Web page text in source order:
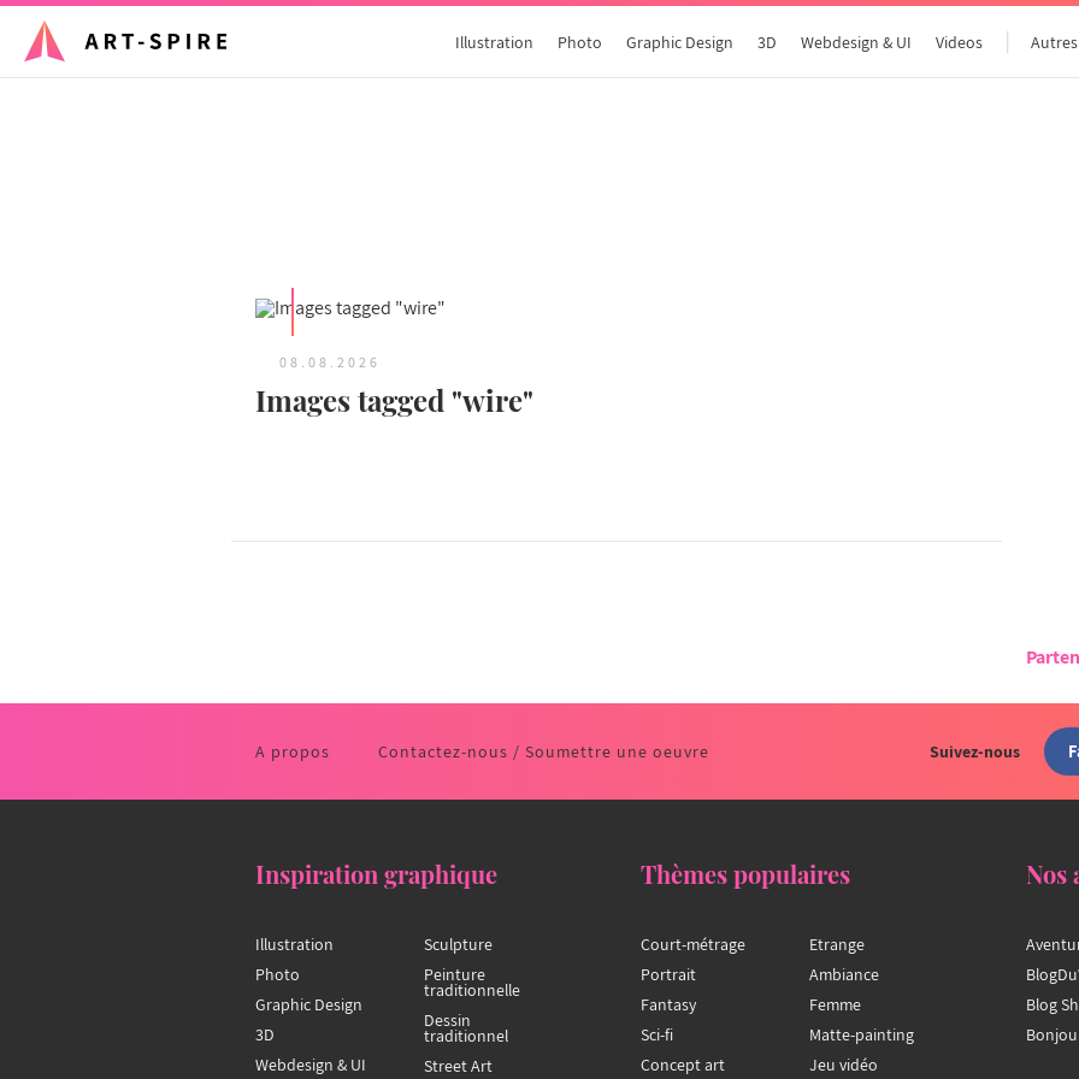
Illustration Photo Graphic Design 3D Webdesign & UI Videos Autres
08.08.2026
Images tagged "wire"
A propos Contactez-nous / Soumettre une oeuvre Suivez-nous
Inspiration graphique
Illustration
Photo
Graphic Design
3D
Webdesign & UI
Sculpture
Peinture
traditionnelle
Dessin
traditionnel
Street Art
Thèmes populaires
Court-métrage
Portrait
Fantasy
Sci-fi
Concept art
Etrange
Ambiance
Femme
Matte-painting
Jeu vidéo
Nos
Blog